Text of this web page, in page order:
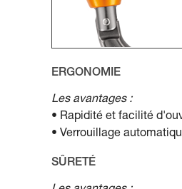
ERGONOMIE
Les avantages :
• Rapidité et facilité
• Verrouillage
SÛRETÉ